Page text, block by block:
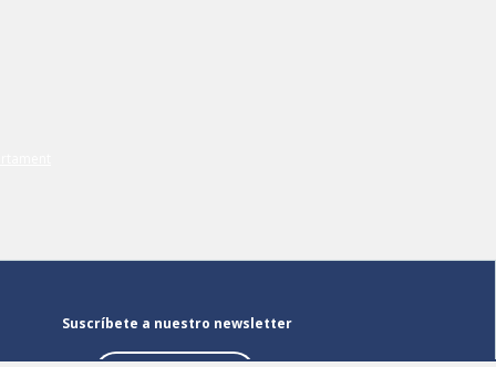
Suscríbete a nuestro newsletter